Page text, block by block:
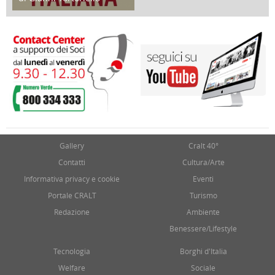
17 Marzo 2018
Gallery
Contatti
Informativa privacy e cookie
Portale CRALT
Redazione
Cralt 40°
Cultura/Arte
Eventi
Turismo
Ambiente
Benessere/Lifestyle
Tecnologia
Welfare
Borghi d'Italia
Sociale